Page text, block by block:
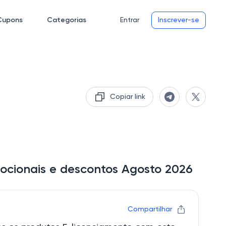
Categorias Entrar Inscrever-se
Copiar link
e descontos Agosto 2026
Compartilhar